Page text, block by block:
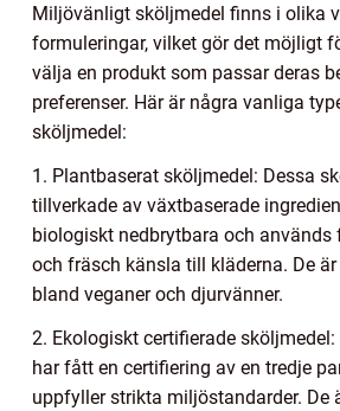
Miljövänligt sköljmedel finns i olika
formuleringar, vilket gör det möjligt
välja en produkt som passar deras
preferenser. Här är några vanliga
sköljmedel:
1. Plantbaserat sköljmedel: Dessa
tillverkade av växtbaserade
biologiskt nedbrytbara och används
och fräsch känsla till kläderna. De
bland veganer och djurvänner.
2. Ekologiskt certifierade
har fått en certifiering av en tredje
uppfyller strikta miljöstandarder. De